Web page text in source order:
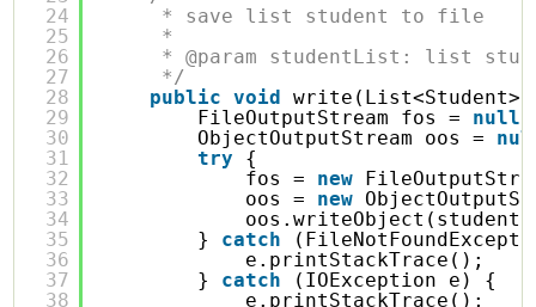
24
25
26
27
28
29
30
31
32
33
34
35
36
37
38
* save list student to file
*
* @param studentList: list
*/
public
void
FileOutputStream fos = null
ObjectOutputStream oos =
try
{
fos = new
oos = new
} catch
e.printStackTrace();
} catch
(IOException e) {
e.printStackTrace();